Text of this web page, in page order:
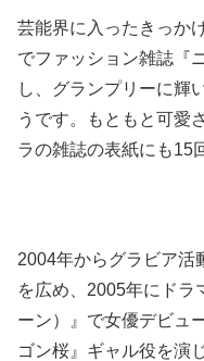
芸能界に入ったきっか
でファッション雑誌『
し、グランプリーに輝
うです。もともと可愛
ラの雑誌の表紙にも15
2004年からグラビア活
を広め、2005年にドラ
ーン）』で女優デビュ
ゴン桜』ギャル役を演